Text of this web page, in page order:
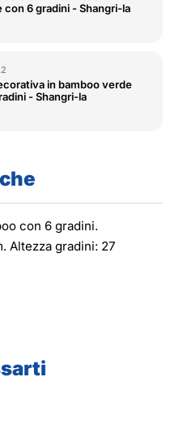
con 6 gradini - Shangri-la
in bamboo verde
- Shangri-la
con 6 gradini.
Altezza gradini: 27